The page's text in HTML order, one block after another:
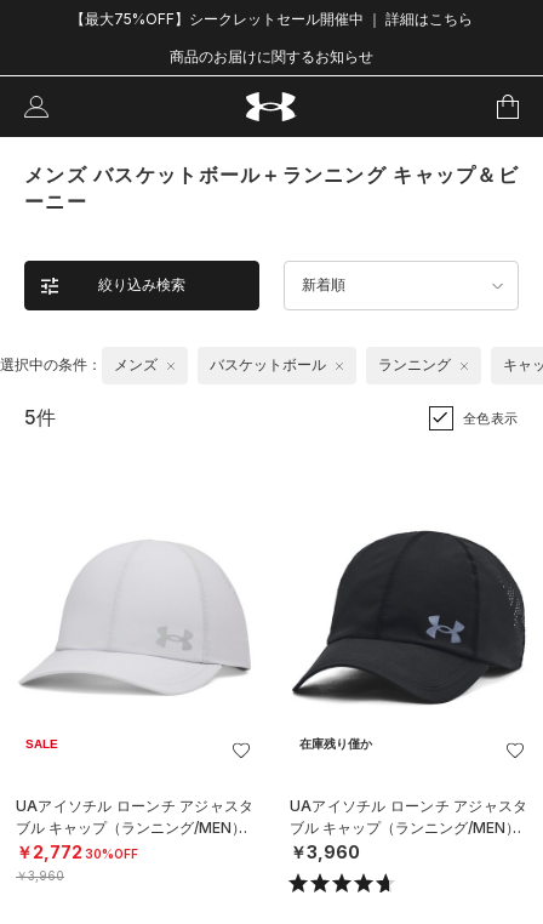
【最大75%OFF】シークレットセール開催中 ｜ 詳細はこちら
商品のお届けに関するお知らせ
メンズ バスケットボール＋ランニング キャップ＆ビ
ーニー
絞り込み検索 新着順
選択中の条件： メンズ バスケットボール ランニング キャ
5件 全色表示
SALE
UAアイソチル ローンチ アジャスタ
ブル キャップ（ランニング/MEN）
￥2,772 30%OFF
￥3,960
在庫残り僅か
UAアイソチル ローンチ アジャスタ
ブル キャップ（ランニング/MEN）
￥3,960